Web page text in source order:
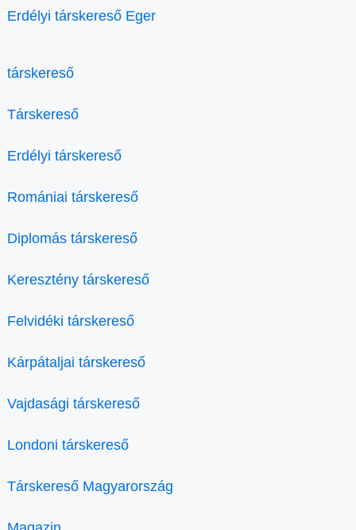
Erdélyi társkereső Eger
társkereső
Társkereső
Erdélyi társkereső
Romániai társkereső
Diplomás társkereső
Keresztény társkereső
Felvidéki társkereső
Kárpátaljai társkereső
Vajdasági társkereső
Londoni társkereső
Társkereső Magyarország